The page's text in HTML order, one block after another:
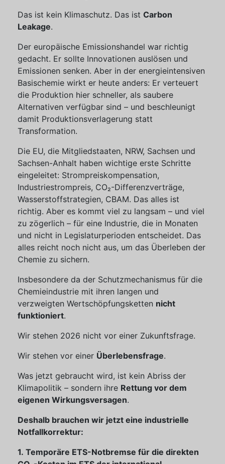
Das ist kein Klimaschutz. Das ist Carbon
Leakage.
Der europäische Emissionshandel war richtig
gedacht. Er sollte Innovationen auslösen und
Emissionen senken. Aber in der energieintensiven
Basischemie wirkt er heute anders: Er verteuert
die Produktion hier schneller, als saubere
Alternativen verfügbar sind – und beschleunigt
damit Produktionsverlagerung statt
Transformation.
Die EU, die Mitgliedstaaten, NRW, Sachsen und
Sachsen-Anhalt haben wichtige erste Schritte
eingeleitet: Strompreiskompensation,
Industriestrompreis, CO₂-Differenzverträge,
Wasserstoffstrategien, CBAM. Das alles ist
richtig. Aber es kommt viel zu langsam – und viel
zu zögerlich – für eine Industrie, die in Monaten
und nicht in Legislaturperioden entscheidet. Das
alles reicht noch nicht aus, um das Überleben der
Chemie zu sichern.
Insbesondere da der Schutzmechanismus für die
Chemieindustrie mit ihren langen und
verzweigten Wertschöpfungsketten nicht
funktioniert.
Wir stehen 2026 nicht vor einer Zukunftsfrage.
Wir stehen vor einer Überlebensfrage.
Was jetzt gebraucht wird, ist kein Abriss der
Klimapolitik – sondern ihre Rettung vor dem
eigenen Wirkungsversagen.
Deshalb brauchen wir jetzt eine industrielle
Notfallkorrektur:
1. Temporäre ETS-Notbremse für die direkten